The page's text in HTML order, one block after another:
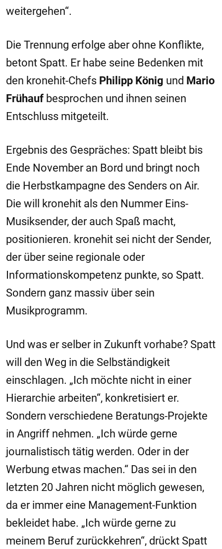
weitergehen“.
Die Trennung erfolge aber ohne Konflikte,
betont Spatt. Er habe seine Bedenken mit
den kronehit-Chefs Philipp König und Mario
Frühauf besprochen und ihnen seinen
Entschluss mitgeteilt.
Ergebnis des Gespräches: Spatt bleibt bis
Ende November an Bord und bringt noch
die Herbstkampagne des Senders on Air.
Die will kronehit als den Nummer Eins-
Musiksender, der auch Spaß macht,
positionieren. kronehit sei nicht der Sender,
der über seine regionale oder
Informationskompetenz punkte, so Spatt.
Sondern ganz massiv über sein
Musikprogramm.
Und was er selber in Zukunft vorhabe? Spatt
will den Weg in die Selbständigkeit
einschlagen. „Ich möchte nicht in einer
Hierarchie arbeiten“, konkretisiert er.
Sondern verschiedene Beratungs-Projekte
in Angriff nehmen. „Ich würde gerne
journalistisch tätig werden. Oder in der
Werbung etwas machen.“ Das sei in den
letzten 20 Jahren nicht möglich gewesen,
da er immer eine Management-Funktion
bekleidet habe. „Ich würde gerne zu
meinem Beruf zurückkehren“, drückt Spatt